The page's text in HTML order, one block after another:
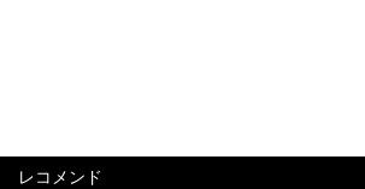
レコメンド